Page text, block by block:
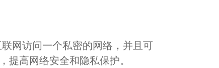
网访问一个私密的网络，并且可
提高网络安全和隐私保护。